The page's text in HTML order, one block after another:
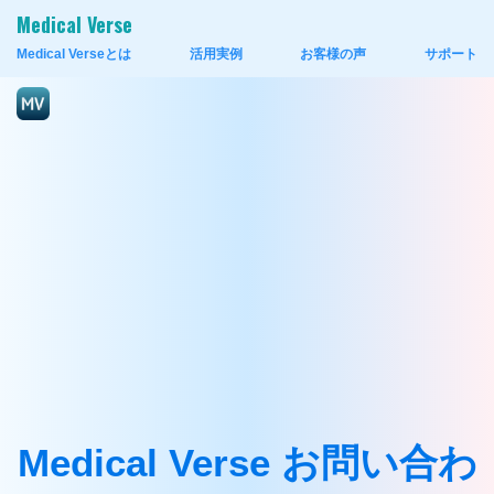
Medical Verse
Medical Verseとは 活用実例 お客様の声 サポート
Medical Verse お問い合わ